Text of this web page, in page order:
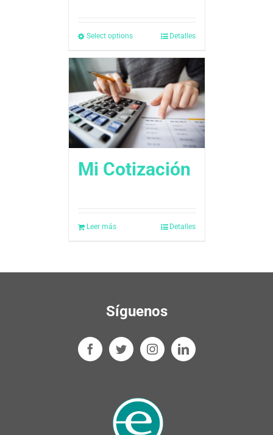
Select options Detalles
Mi Cotización
Leer más Detalles
Síguenos